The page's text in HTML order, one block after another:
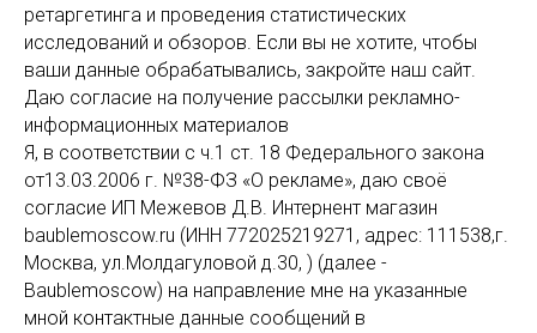
ретаргетинга и проведения статистических
исследований и обзоров. Если вы не хотите, чтобы
ваши данные обрабатывались, закройте наш сайт.
Даю согласие на получение рассылки рекламно-
информационных материалов
Я, в соответствии с ч.1 ст. 18 Федерального закона
от13.03.2006 г. №38-ФЗ «О рекламе», даю своё
согласие ИП Межевов Д.В. Интернент магазин
baublemoscow.ru (ИНН 772025219271, адрес: 111538,г.
Москва, ул.Молдагуловой д.30, ) (далее -
Baublemoscow) на направление мне на указанные
мной контактные данные сообщений в